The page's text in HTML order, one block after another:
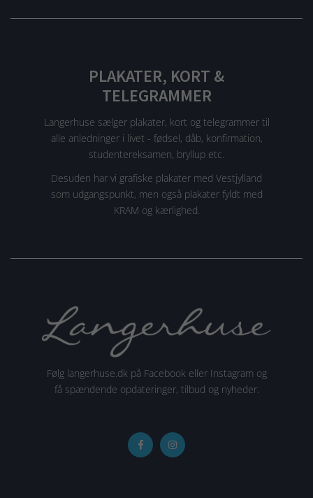
PLAKATER, KORT &
TELEGRAMMER
Langerhuse sælger plakater, kort og telegrammer til
alle anledninger i livet - fødsel, dåb, konfirmation,
studentereksamen, bryllup etc.
Desuden har vi grafiske plakater med Vestjylland
som udgangspunkt, men også plakater fyldt med
KRAM og kærlighed.
Følg langerhuse.dk på Facebook eller Instagram og
få spændende opdateringer, tilbud og nyheder.